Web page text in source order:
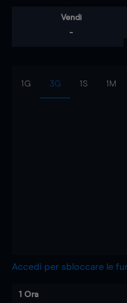
Vendi
-
1G 3G 1S 1M
Accedi per sbloccare le
1 Ora